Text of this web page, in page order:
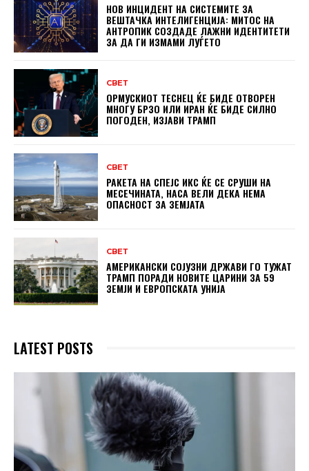
НОВ ИНЦИДЕНТ НА СИСТЕМИТЕ ЗА
ВЕШТАЧКА ИНТЕЛИГЕНЦИЈА: МИТОС НА
АНТРОПИК СОЗДАДЕ ЛАЖНИ ИДЕНТИТЕТИ
ЗА ДА ГИ ИЗМАМИ ЛУЃЕТО
СВЕТ
ОРМУСКИОТ ТЕСНЕЦ ЌЕ БИДЕ ОТВОРЕН
МНОГУ БРЗО ИЛИ ИРАН ЌЕ БИДЕ СИЛНО
ПОГОДЕН, ИЗЈАВИ ТРАМП
СВЕТ
РАКЕТА НА СПЕЈС ИКС ЌЕ СЕ СРУШИ НА
МЕСЕЧИНАТА, НАСА ВЕЛИ ДЕКА НЕМА
ОПАСНОСТ ЗА ЗЕМЈАТА
СВЕТ
АМЕРИКАНСКИ СОЈУЗНИ ДРЖАВИ ГО ТУЖАТ
ТРАМП ПОРАДИ НОВИТЕ ЦАРИНИ ЗА 59
ЗЕМЈИ И ЕВРОПСКАТА УНИЈА
LATEST POSTS